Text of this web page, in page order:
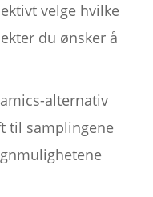
velge hvilke
du ønsker å
alternativ
til samplingene